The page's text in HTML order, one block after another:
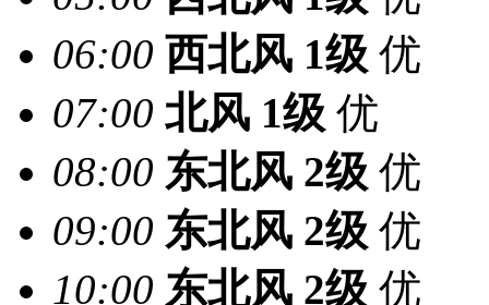
06:00 西北风 1级 优
07:00 北风 1级 优
08:00 东北风 2级 优
09:00 东北风 2级 优
10:00 东北风 2级 优